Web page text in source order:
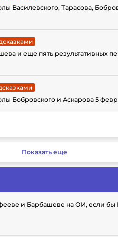
Василевского, Тарасова,
и еще пять результативных
Бобровского и Аскарова 5
Показать еще
и Барбашеве на ОИ, если бы